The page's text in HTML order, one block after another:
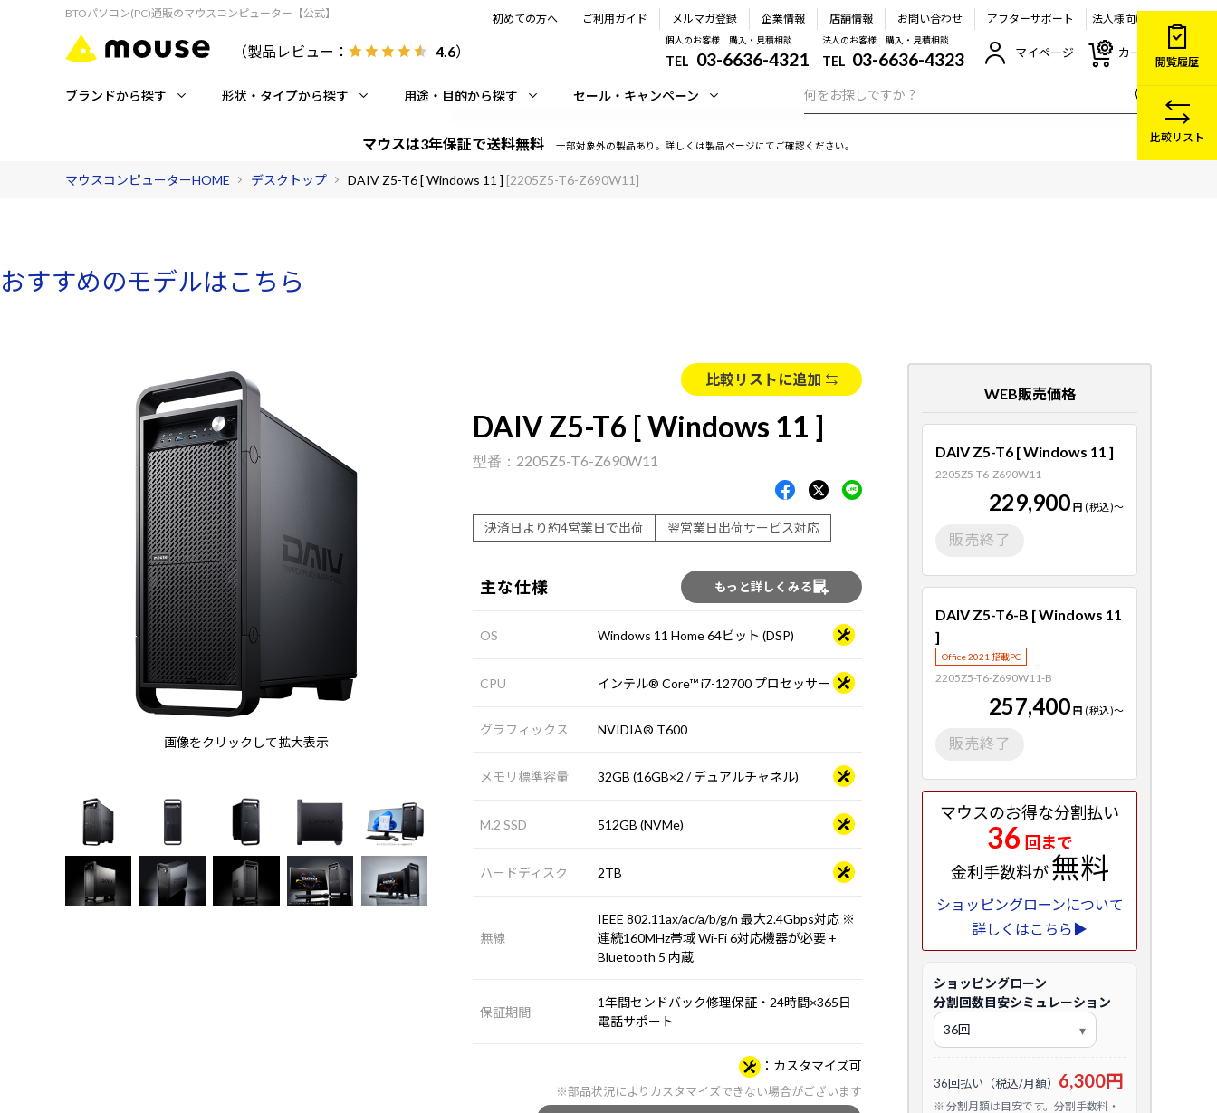
BTOパソコン(PC)通販のマウスコンピューター【公式】
（製品レビュー： 4.6）
初めての方へ ご利用ガイド メルマガ登録 企業情報 店舗情報 お問い合わせ アフターサポート 法人様向け
個人のお客様 購入・見積相談
TEL 03-6636-4321
法人のお客様 購入・見積相談
TEL 03-6636-4323 マイページ カート
ブランドから探す 形状・タイプから探す 用途・目的から探す セール・キャンペーン
マウスは3年保証で送料無料 一部対象外の製品あり。詳しくは製品ページにてご確認ください。
マウスコンピューターHOME デスクトップ DAIV Z5-T6 [ Windows 11 ] [2205Z5-T6-Z690W11]
おすすめのモデルはこちら
画像をクリックして拡大表示
比較リストに追加
DAIV Z5-T6 [ Windows 11 ]
2205Z5-T6-Z690W11
決済日より約4営業日で出荷 翌営業日出荷サービス対応
主な仕様 もっと詳しくみる
OS Windows 11 Home 64ビット (DSP)
CPU インテル® Core™ i7-12700 プロセッサー
グラフィックス NVIDIA® T600
メモリ標準容量 32GB (16GB×2 / デュアルチャネル)
M.2 SSD 512GB (NVMe)
ハードディスク 2TB
無線
IEEE 802.11ax/ac/a/b/g/n 最大2.4Gbps対応 ※
連続160MHz帯域 Wi-Fi 6対応機器が必要 +
Bluetooth 5 内蔵
保証期間
1年間センドバック修理保証・24時間×365日
電話サポート
カスタマイズ可
※部品状況によりカスタマイズできない場合がございます
WEB販売価格
DAIV Z5-T6 [ Windows 11 ]
2205Z5-T6-Z690W11
229,900 円 (税込)～
販売終了
DAIV Z5-T6-B [ Windows 11
]
Office 2021 搭載PC
2205Z5-T6-Z690W11-B
257,400 円 (税込)～
販売終了
マウスのお得な分割払い
36 回まで
金利手数料が無料
ショッピングローンについて
詳しくはこちら▶
ショッピングローン
分割回数目安シミュレーション
36回払い（税込/月額） 6,300円
※ 分割月額は目安です。分割手数料・
閲覧履歴
比較リスト